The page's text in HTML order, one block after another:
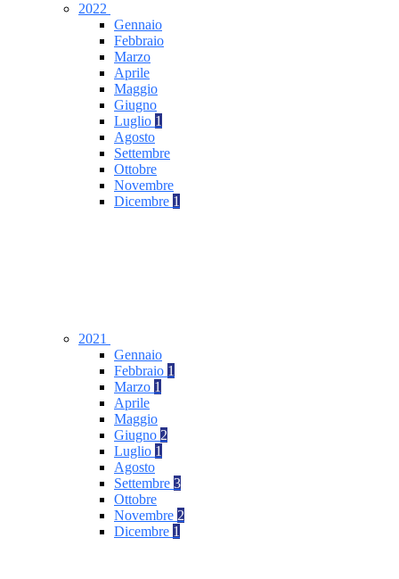
2022
Gennaio
Febbraio
Marzo
Aprile
Maggio
Giugno
Luglio 1
Agosto
Settembre
Ottobre
Novembre
Dicembre 1
2021
Gennaio
Febbraio 1
Marzo 1
Aprile
Maggio
Giugno 2
Luglio 1
Agosto
Settembre 3
Ottobre
Novembre 2
Dicembre 1